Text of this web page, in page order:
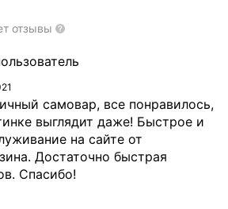
отзывы
самовар, все понравилось,
выглядит даже! Быстрое и
на сайте от
Достаточно быстрая
Спасибо!